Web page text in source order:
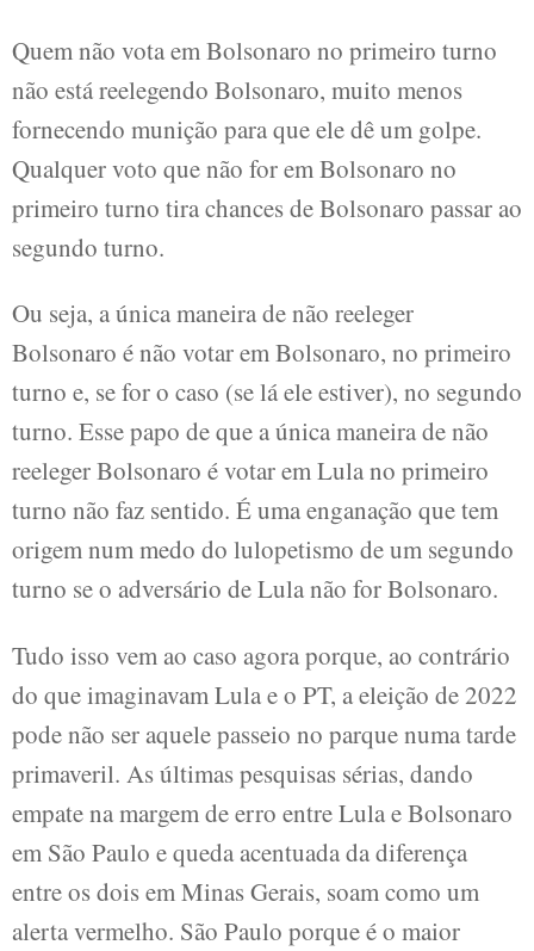
Quem não vota em Bolsonaro no primeiro turno
não está reelegendo Bolsonaro, muito menos
fornecendo munição para que ele dê um golpe.
Qualquer voto que não for em Bolsonaro no
primeiro turno tira chances de Bolsonaro passar ao
segundo turno.
Ou seja, a única maneira de não reeleger
Bolsonaro é não votar em Bolsonaro, no primeiro
turno e, se for o caso (se lá ele estiver), no segundo
turno. Esse papo de que a única maneira de não
reeleger Bolsonaro é votar em Lula no primeiro
turno não faz sentido. É uma enganação que tem
origem num medo do lulopetismo de um segundo
turno se o adversário de Lula não for Bolsonaro.
Tudo isso vem ao caso agora porque, ao contrário
do que imaginavam Lula e o PT, a eleição de 2022
pode não ser aquele passeio no parque numa tarde
primaveril. As últimas pesquisas sérias, dando
empate na margem de erro entre Lula e Bolsonaro
em São Paulo e queda acentuada da diferença
entre os dois em Minas Gerais, soam como um
alerta vermelho. São Paulo porque é o maior